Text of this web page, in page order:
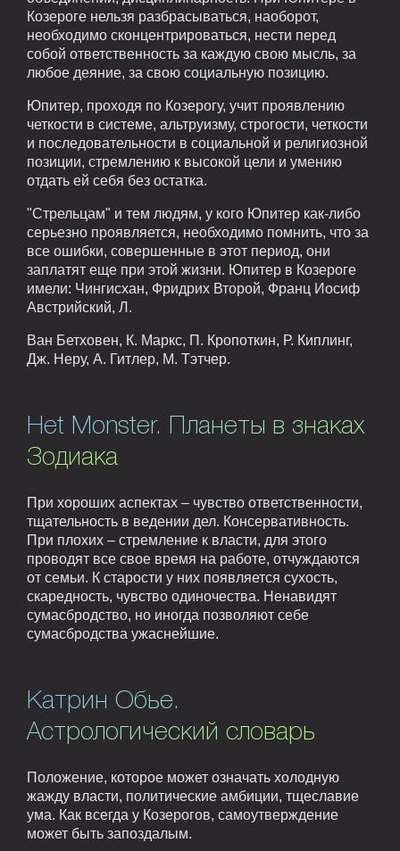
Козероге нельзя разбрасываться, наоборот,
необходимо сконцентрироваться, нести перед
собой ответственность за каждую свою мысль, за
любое деяние, за свою социальную позицию.
Юпитер, проходя по Козерогу, учит проявлению
четкости в системе, альтруизму, строгости, четкости
и последовательности в социальной и религиозной
позиции, стремлению к высокой цели и умению
отдать ей себя без остатка.
"Стрельцам" и тем людям, у кого Юпитер как-либо
серьезно проявляется, необходимо помнить, что за
все ошибки, совершенные в этот период, они
заплатят еще при этой жизни. Юпитер в Козероге
имели: Чингисхан, Фридрих Второй, Франц Иосиф
Австрийский, Л.
Ван Бетховен, К. Маркс, П. Кропоткин, Р. Киплинг,
Дж. Неру, А. Гитлер, М. Тэтчер.
Het Monster. Планеты в знаках
Зодиака
При хороших аспектах – чувство ответственности,
тщательность в ведении дел. Консервативность.
При плохих – стремление к власти, для этого
проводят все свое время на работе, отчуждаются
от семьи. К старости у них появляется сухость,
скаредность, чувство одиночества. Ненавидят
сумасбродство, но иногда позволяют себе
сумасбродства ужаснейшие.
Катрин Обье.
Астрологический словарь
Положение, которое может означать холодную
жажду власти, политические амбиции, тщеславие
ума. Как всегда у Козерогов, самоутверждение
может быть запоздалым.